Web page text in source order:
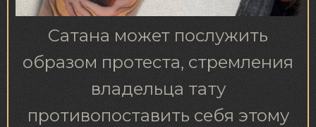
Сатана может послужить
образом протеста, стремления
владельца тату
противопоставить себя этому